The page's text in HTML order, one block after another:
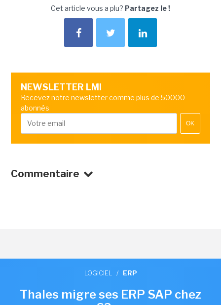
Cet article vous a plu? Partagez le !
NEWSLETTER LMI
Recevez notre newsletter comme plus de 50000
abonnés
OK
Commentaire
LOGICIEL / ERP
Thales migre ses ERP SAP chez